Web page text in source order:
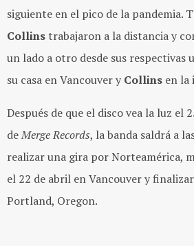
siguiente en el pico de la pandemia.
Collins trabajaron a la distancia y
un lado a otro desde sus respectivas
su casa en Vancouver y Collins en la
Después de que el disco vea la luz el
deMerge Records, la banda saldrá a
realizar una gira por Norteamérica,
el 22 de abril en Vancouver y
Portland, Oregon.